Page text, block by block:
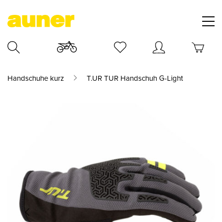
Handschuhe kurz T.UR TUR Handschuh G-Light